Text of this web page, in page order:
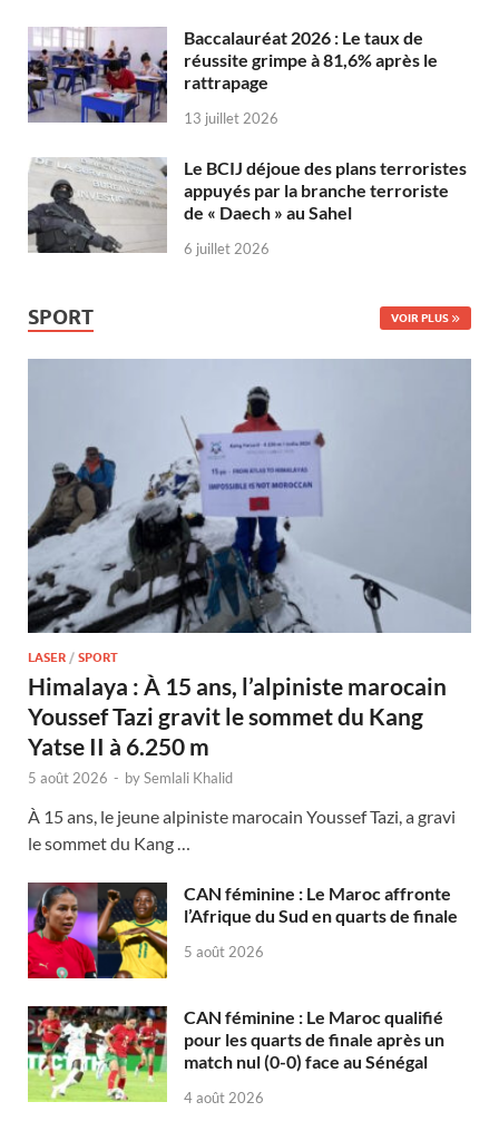
Baccalauréat 2026 : Le taux de
réussite grimpe à 81,6% après le
rattrapage
13 juillet 2026
Le BCIJ déjoue des plans terroristes
appuyés par la branche terroriste
de « Daech » au Sahel
6 juillet 2026
SPORT VOIR PLUS
LASER / SPORT
Himalaya : À 15 ans, l’alpiniste marocain
Youssef Tazi gravit le sommet du Kang
Yatse II à 6.250 m
5 août 2026 - bySemlali Khalid
À 15 ans, le jeune alpiniste marocain Youssef Tazi, a gravi
le sommet du Kang …
CAN féminine : Le Maroc affronte
l’Afrique du Sud en quarts de finale
5 août 2026
CAN féminine : Le Maroc qualifié
pour les quarts de finale après un
match nul (0-0) face au Sénégal
4 août 2026